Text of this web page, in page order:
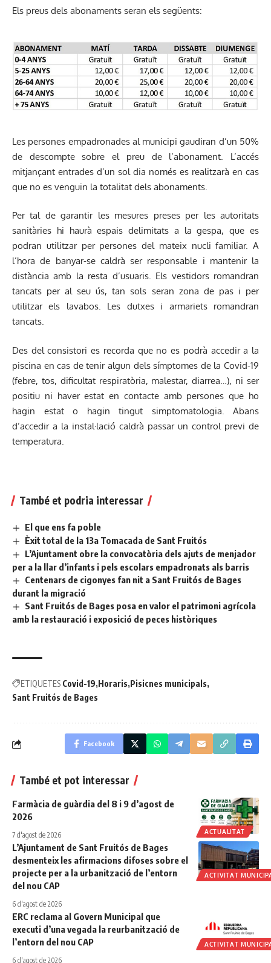
Els preus dels abonaments seran els següents:
Les persones empadronades al municipi gaudiran d’un 50%
de descompte sobre el preu de l’abonament. L’accés
mitjançant entrades d’un sol dia només es realitzarà en cas
que no es venguin la totalitat dels abonaments.
Per tal de garantir les mesures preses per les autoritats
sanitàries hi haurà espais delimitats a la gespa, que es
podran utilitzar per persones del mateix nucli familiar. A
l’hora de banyar-se caldrà ser responsable i mantenir la
distància amb la resta d’usuaris. Els vestidors romandran
tancats per al seu ús, tan sols seran zona de pas i per
utilitzar els lavabos. Les dutxes i armariets romandran
tancats.
Des del consistori es recorda que no es podrà accedir a la
piscina en cas de tenir algun dels símptomes de la Covid-19
(febre, tos, dificultat respiratòria, malestar, diarrea…), ni ser
positiu ni haver estat en contacte amb persones que ho
hagin estat o hagin tingut simptomatologia. Abans
d’accedir a la instal·lació caldrà passar un control previ de
temperatura.
També et podria interessar
El que ens fa poble
Èxit total de la 13a Tomacada de Sant Fruitós
L’Ajuntament obre la convocatòria dels ajuts de menjador
per a la llar d’infants i pels escolars empadronats als barris
Centenars de cigonyes fan nit a Sant Fruitós de Bages
durant la migració
Sant Fruitós de Bages posa en valor el patrimoni agrícola
amb la restauració i exposició de peces històriques
ETIQUETES Covid-19 Horaris Pisicnes municipals
Sant Fruitós de Bages
Facebook
També et pot interessar
ACTUALITAT
Farmàcia de guàrdia del 8 i 9 d’agost de
2026
7 d'agost de 2026
ACTIVITAT
L’Ajuntament de Sant Fruitós de Bages
desmenteix les afirmacions difoses sobre el
projecte per a la urbanització de l’entorn
del nou CAP
6 d'agost de 2026
ACTIVITAT
ERC reclama al Govern Municipal que
executi d’una vegada la reurbanització de
l’entorn del nou CAP
6 d'agost de 2026